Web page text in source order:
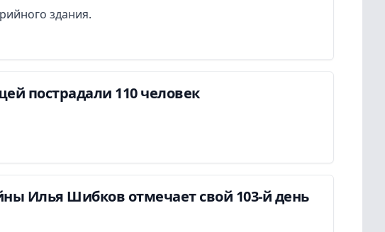
здания.
пострадали 110 человек
Илья Шибков отмечает свой 103-й день